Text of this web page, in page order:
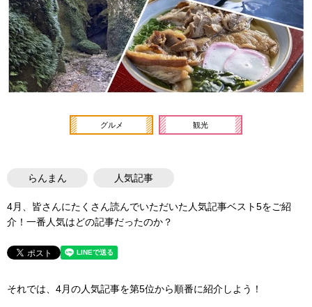
グルメ 観光
らんまん 人気記事
4月、皆さんにたくさん読んでいただいた人気記事ベスト5をご紹
介！一番人気はどの記事だったのか？
それでは、4月の人気記事を第5位から順番に紹介しよう！